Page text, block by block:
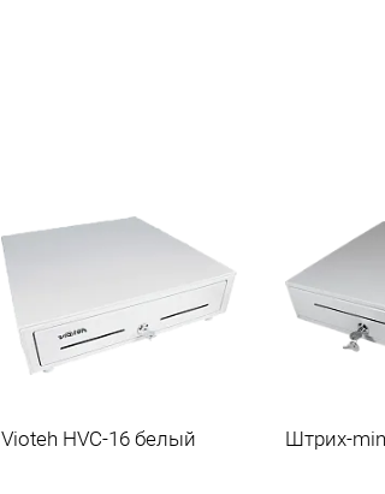
Vioteh HVC-16 белый Штрих-